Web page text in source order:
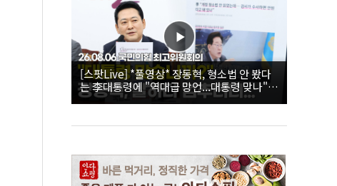
[스팟Live] *풀영상* 장동혁, 형소법 안 봤다
는 李대통령에 "역대급 망언...대통령 맞나"｜
26.08.06 국민의힘 최고위원회의